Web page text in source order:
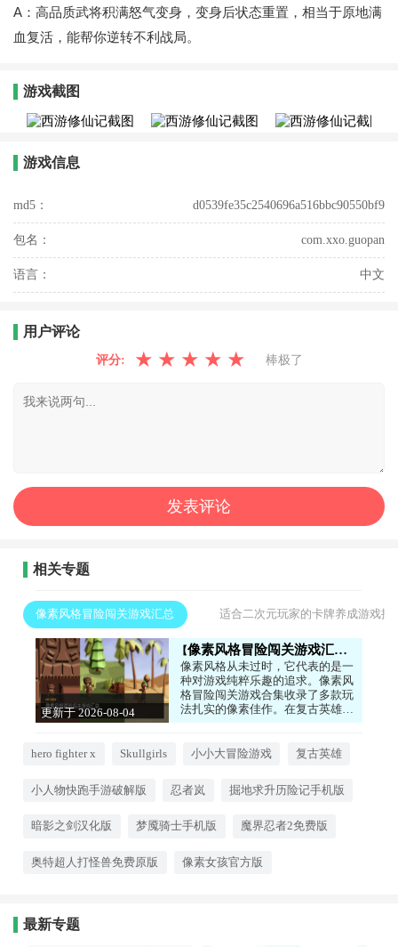
A：高品质武将积满怒气变身，变身后状态重置，相当于原地满
血复活，能帮你逆转不利战局。
游戏截图
游戏信息
md5： d0539fe35c2540696a516bbc90550bf9
包名： com.xxo.guopan
语言： 中文
用户评论
评分: ★ ★ ★ ★ ★ 棒极了
相关专题
像素风格冒险闯关游戏汇总 适合二次元玩家的卡牌养成游戏推
更新于 2026-08-04
像素风格冒险闯关游戏汇总
像素风格从未过时，它代表的是一
种对游戏纯粹乐趣的追求。像素风
格冒险闯关游戏合集收录了多款玩
法扎实的像素佳作。在复古英雄
中，你将扮演经典英雄拯救世界；
满创意的竞速闯关游戏；掘地求升
复古，但关卡设计精巧，操作手感
接的游戏快乐。
hero fighter x Skullgirls 小小大冒险游戏 复古英雄
小人物快跑手游破解版 忍者岚 掘地求升历险记手机版
暗影之剑汉化版 梦魇骑士手机版 魔界忍者2免费版
奥特超人打怪兽免费原版 像素女孩官方版
最新专题